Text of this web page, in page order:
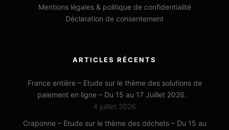
Mentions légales & politique de confidentialité
Déclaration de consentement
ARTICLES RÉCENTS
France entière – Etude sur le thème des solutions de
paiement en ligne – Du 15 au 17 Juillet 2026.
4 juillet 2026
Craponne – Etude sur le thème des déchets – Du 15 au